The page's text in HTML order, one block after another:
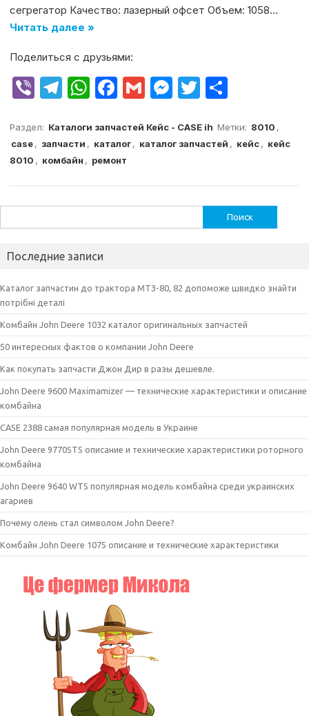
сегрегатор Качество: лазерный офсет Объем: 1058…
Читать далее »
Поделиться с друзьями:
V
er
T
e
g
W
at
s
F
c
e
G
ai
l
M
s
s
T
it
te
п
р
и
Раздел: Каталоги запчастей Кейс - CASE ih Метки: 8010 ,
case, запчасти , каталог, каталог запчастей , кейс, кейс
8010 , комбайн , ремонт
Последние записи
Каталог запчастин до трактора МТЗ-80, 82 допоможе швидко знайти
потрібні деталі
Комбайн John Deere 1032 каталог оригинальных запчастей
50 интересных фактов о компании John Deere
Как покупать запчасти Джон Дир в разы дешевле.
John Deere 9600 Maximamizer — технические характеристики и описание
комбайна
CASE 2388 самая популярная модель в Украине
John Deere 9770STS описание и технические характеристики роторного
комбайна
John Deere 9640 WTS популярная модель комбайна среди украинских
агариев
Почему олень стал символом John Deere?
Комбайн John Deere 1075 описание и технические характеристики